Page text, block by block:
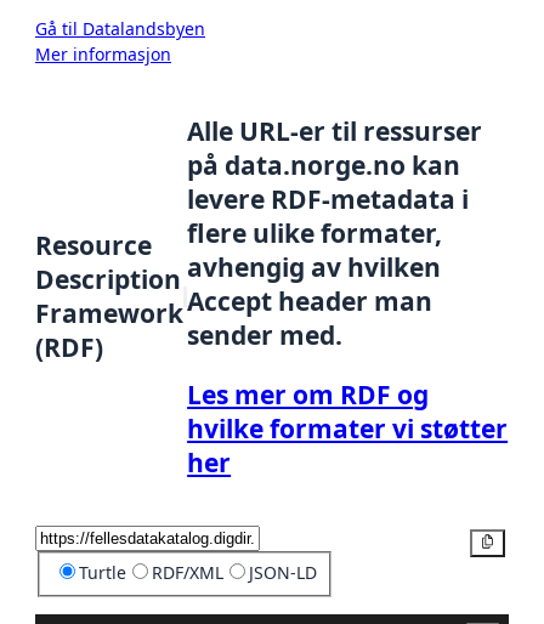
Gå til Datalandsbyen
Mer informasjon
Resource
Description
Framework
(RDF)
Alle URL-er til ressurser
på data.norge.no kan
levere RDF-metadata i
flere ulike formater,
avhengig av hvilken
Accept header man
sender med.
Les mer om RDF og
hvilke formater vi støtter
her
Turtle RDF/XML JSON-LD